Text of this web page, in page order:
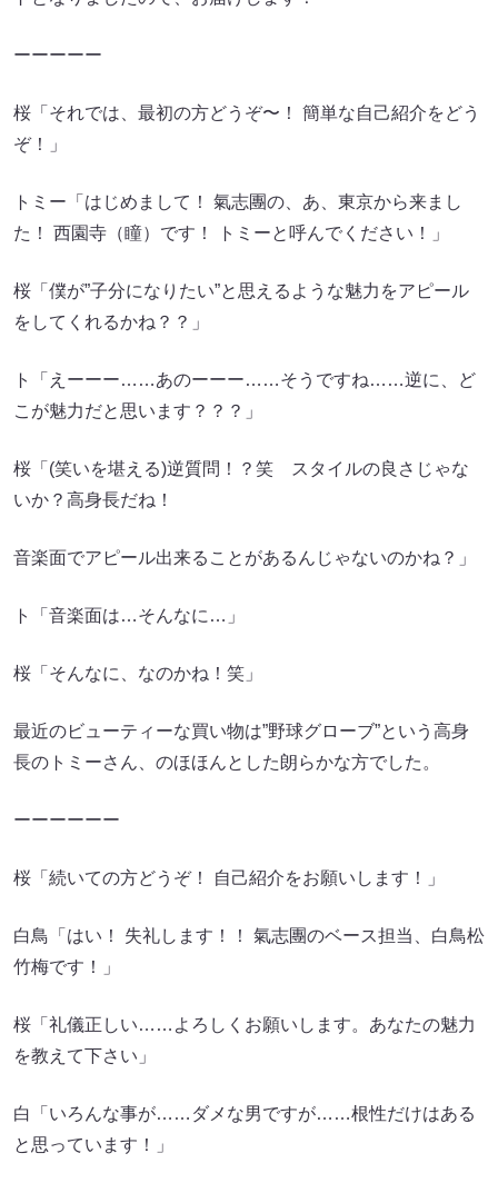
ーーーーー
桜「それでは、最初の方どうぞ〜！ 簡単な自己紹介をどう
ぞ！」
トミー「はじめまして！ 氣志團の、あ、東京から来まし
た！ 西園寺（瞳）です！ トミーと呼んでください！」
桜「僕が”子分になりたい”と思えるような魅力をアピール
をしてくれるかね？？」
ト「えーーー……あのーーー……そうですね……逆に、ど
こが魅力だと思います？？？」
桜「(笑いを堪える)逆質問！？笑 スタイルの良さじゃな
いか？高身長だね！
音楽面でアピール出来ることがあるんじゃないのかね？」
ト「音楽面は…そんなに…」
桜「そんなに、なのかね！笑」
最近のビューティーな買い物は”野球グローブ”という高身
長のトミーさん、のほほんとした朗らかな方でした。
ーーーーーー
桜「続いての方どうぞ！ 自己紹介をお願いします！」
白鳥「はい！ 失礼します！！ 氣志團のベース担当、白鳥松
竹梅です！」
桜「礼儀正しい……よろしくお願いします。あなたの魅力
を教えて下さい」
白「いろんな事が……ダメな男ですが……根性だけはある
と思っています！」